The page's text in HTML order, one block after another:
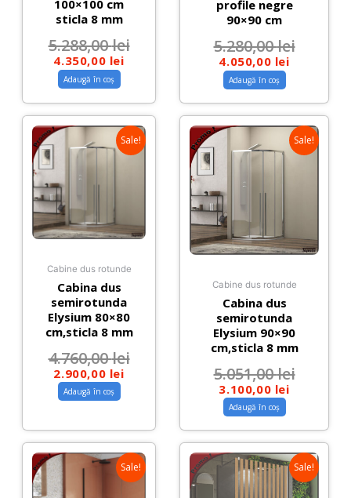
100×100 cm
sticla 8 mm
5.288,00lei
4.350,00 lei
Adaugă în coș
profile negre
90×90 cm
5.280,00lei
4.050,00 lei
Adaugă în coș
Sale!
Cabine dus rotunde
Cabina dus
semirotunda
Elysium 80×80
cm,sticla 8 mm
4.760,00lei
2.900,00 lei
Adaugă în coș
Sale!
Cabine dus rotunde
Cabina dus
semirotunda
Elysium 90×90
cm,sticla 8 mm
5.051,00lei
3.100,00 lei
Adaugă în coș
Sale! Sale!